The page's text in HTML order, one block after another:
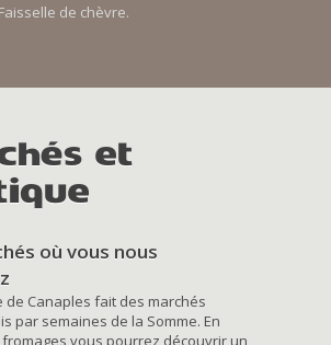
Faisselle de chèvre.
et
où vous nous
de Canaples fait des marchés
par semaines de la Somme. En
vous pourrez découvrir un